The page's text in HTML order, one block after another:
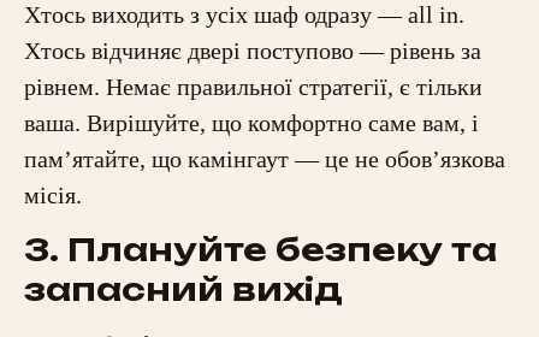
Хтось виходить з усіх шаф одразу — all in.
Хтось відчиняє двері поступово — рівень за
рівнем. Немає правильної стратегії, є тільки
ваша. Вирішуйте, що комфортно саме вам, і
пам’ятайте, що камінгаут — це не обов’язкова
місія.
3. Плануйте безпеку та
запасний вихід